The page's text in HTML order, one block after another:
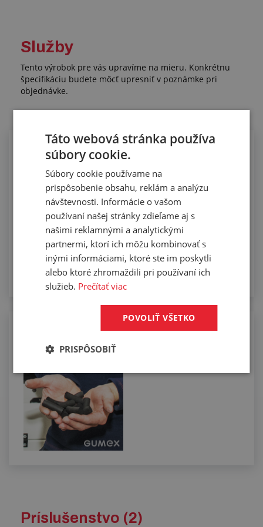
Služby
Tento výrobok pre vás upravíme na mieru. Konkrétnu
špecifikáciu budete môcť upresniť v poznámke pri
objednávke.
Lepenie silikónových profilov pre
potravinárstvo
Rezanie profilov na sekacom stroji
Príslušenstvo (2)
Táto webová stránka používa
súbory cookie.
Súbory cookie používame na
prispôsobenie obsahu, reklám a analýzu
návštevnosti. Informácie o vašom
používaní našej stránky zdieľame aj s
našimi reklamnými a analytickými
partnermi, ktorí ich môžu kombinovať s
inými informáciami, ktoré ste im poskytli
alebo ktoré zhromaždili pri používaní ich
služieb. Prečítať viac
POVOLIŤ VŠETKO
PRISPÔSOBIŤ